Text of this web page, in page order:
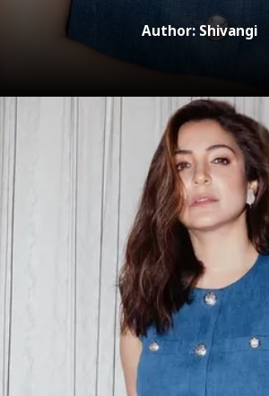
Author: Shivangi